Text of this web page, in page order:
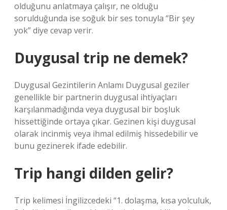
olduğunu anlatmaya çalışır, ne olduğu
sorulduğunda ise soğuk bir ses tonuyla “Bir şey
yok” diye cevap verir.
Duygusal trip ne demek?
Duygusal Gezintilerin Anlamı Duygusal geziler
genellikle bir partnerin duygusal ihtiyaçları
karşılanmadığında veya duygusal bir boşluk
hissettiğinde ortaya çıkar. Gezinen kişi duygusal
olarak incinmiş veya ihmal edilmiş hissedebilir ve
bunu gezinerek ifade edebilir.
Trip hangi dilden gelir?
Trip kelimesi İngilizcedeki “1. dolaşma, kısa yolculuk,